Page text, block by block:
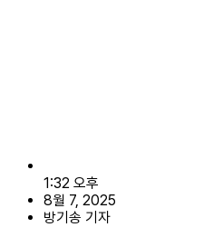
1:32 오후
8월 7, 2025
방기송 기자